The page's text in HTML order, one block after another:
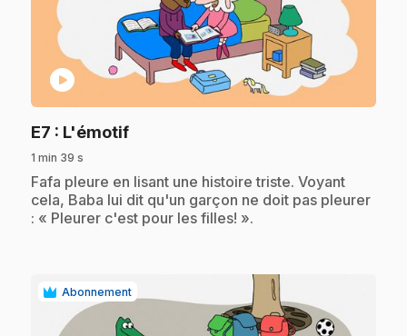
play_circle
E7 : L'émotif.
1 min 39 s
.Fafa pleure en lisant une histoire triste. Voyant
cela, Baba lui dit qu'un garçon ne doit pas pleurer
: « Pleurer c'est pour les filles! ».
Abonnement